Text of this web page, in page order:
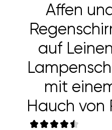
Affen
auf
mit
Hauch von
★ ★ ★ ★ ★